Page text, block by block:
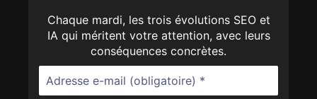
Chaque mardi, les trois évolutions SEO et
IA qui méritent votre attention, avec leurs
conséquences concrètes.